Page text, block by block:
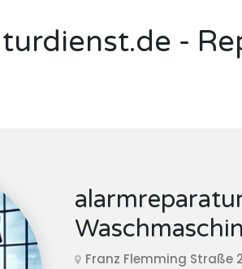
-
Franz Flemming Straße